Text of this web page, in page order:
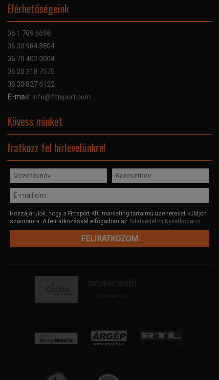
Bankkártyás fizetés
Adatvédelmi nyilatkozat
Elérhetőségeink
06 1 709 6698
06 30 984 8804
06 70 402 0004
06 20 318 7575
06 30 827 6122
E-mail: info@fittsport.com
Kövess minket
Iratkozz fel hírlevelünkre!
Hozzájárulok, hogy a Fittsport Kft. marketing tartalmú üzeneteket küldjön
számomra. A feliratkozással elfogadom az Adatvédelmi Nyilatkozatot.
FELIRATKOZOM